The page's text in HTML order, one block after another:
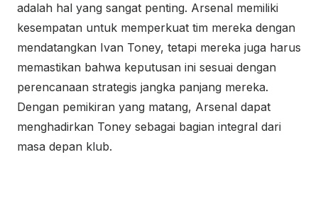
adalah hal yang sangat penting. Arsenal memiliki
kesempatan untuk memperkuat tim mereka dengan
mendatangkan Ivan Toney, tetapi mereka juga harus
memastikan bahwa keputusan ini sesuai dengan
perencanaan strategis jangka panjang mereka.
Dengan pemikiran yang matang, Arsenal dapat
menghadirkan Toney sebagai bagian integral dari
masa depan klub.